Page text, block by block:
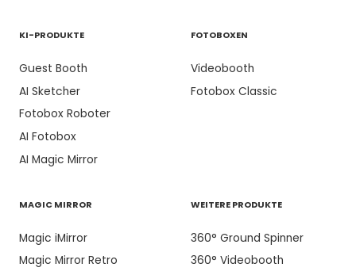
KI-PRODUKTE
Guest Booth
AI Sketcher
Fotobox Roboter
AI Fotobox
AI Magic Mirror
FOTOBOXEN
Videobooth
Fotobox Classic
MAGIC MIRROR
Magic iMirror
Magic Mirror Retro
WEITERE PRODUKTE
360° Ground Spinner
360° Videobooth